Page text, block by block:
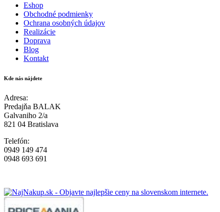
Eshop
Obchodné podmienky
Ochrana osobných údajov
Realizácie
Doprava
Blog
Kontakt
Kde nás nájdete
Adresa:
Predajňa BALAK
Galvaniho 2/a
821 04 Bratislava
Telefón:
0949 149 474
0948 693 691